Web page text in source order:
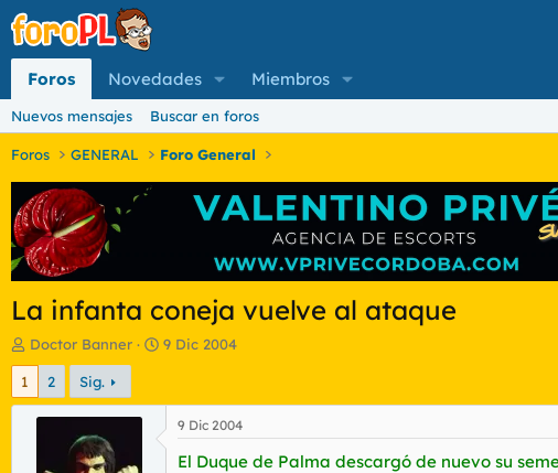
Foros Novedades Miembros
Nuevos mensajes Buscar en foros
Foros GENERAL Foro General
La infanta coneja vuelve al ataque
I
n
c
Doctor Banner
F
h
d
9 Dic 2004
1 2 Sig.
9 Dic 2004
El Duque de Palma descargó de nuevo su